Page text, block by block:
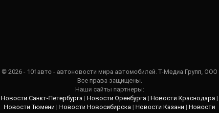
© 2026 - 101авто - автоновости мира автомобилей. Т-Медиа Групп, ООО
Все права защищены.
Наши сайты партнеры:
Новости Санкт-Петербурга | Новости Оренбурга | Новости Краснодара |
Новости Тюмени | Новости Новосибирска | Новости Казани | Новости